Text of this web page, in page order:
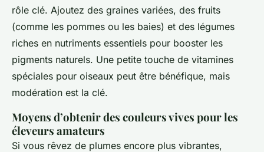
rôle clé. Ajoutez des graines variées, des fruits
(comme les pommes ou les baies) et des légumes
riches en nutriments essentiels pour booster les
pigments naturels. Une petite touche de vitamines
spéciales pour oiseaux peut être bénéfique, mais
modération est la clé.
Moyens d’obtenir des couleurs vives pour les
éleveurs amateurs
Si vous rêvez de plumes encore plus vibrantes,